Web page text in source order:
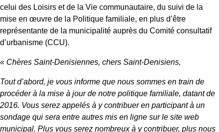
celui des Loisirs et de la Vie communautaire, du suivi de la
mise en œuvre de la Politique familiale, en plus d’être
représentante de la municipalité auprès du Comité consultatif
d’urbanisme (CCU).
« Chères Saint-Denisiennes, chers Saint-Denisiens,
Tout d’abord, je vous informe que nous sommes en train de
procéder à la mise à jour de notre politique familiale, datant de
2016. Vous serez appelés à y contribuer en participant à un
sondage qui sera entre autres mis en ligne sur le site web
municipal. Plus vous serez nombreux à y contribuer, plus nous